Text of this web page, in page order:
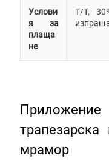
Услови
я за
плаща
не
T/T,
мрамор